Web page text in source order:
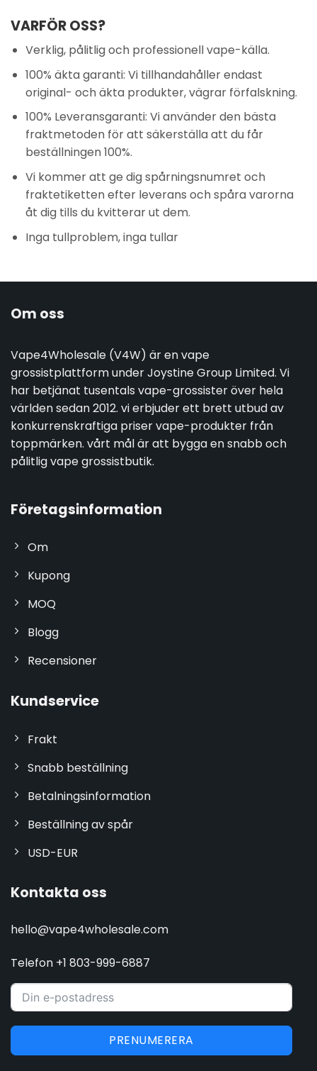
VARFÖR OSS?
Verklig, pålitlig och professionell vape-källa.
100% äkta garanti: Vi tillhandahåller endast
original- och äkta produkter, vägrar förfalskning.
100% Leveransgaranti: Vi använder den bästa
fraktmetoden för att säkerställa att du får
beställningen 100%.
Vi kommer att ge dig spårningsnumret och
fraktetiketten efter leverans och spåra varorna
åt dig tills du kvitterar ut dem.
Inga tullproblem, inga tullar
Om oss
Vape4Wholesale (V4W) är en vape
grossistplattform under Joystine Group Limited. Vi
har betjänat tusentals vape-grossister över hela
världen sedan 2012. vi erbjuder ett brett utbud av
konkurrenskraftiga priser vape-produkter från
toppmärken. vårt mål är att bygga en snabb och
pålitlig vape grossistbutik.
Företagsinformation
Om
Kupong
MOQ
Blogg
Recensioner
Kundservice
Frakt
Snabb beställning
Betalningsinformation
Beställning av spår
USD-EUR
Kontakta oss
hello@vape4wholesale.com
Telefon +1 803-999-6887
PRENUMERERA